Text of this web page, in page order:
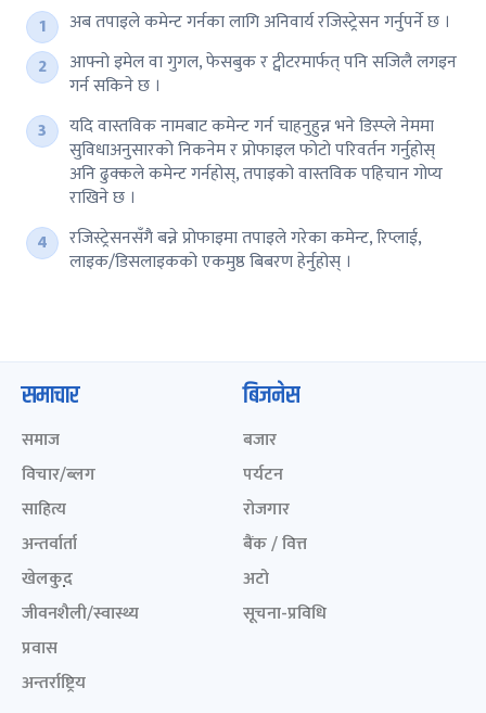
अब तपाइले कमेन्ट गर्नका लागि अनिवार्य रजिस्ट्रेसन गर्नुपर्ने छ ।
आफ्नो इमेल वा गुगल, फेसबुक र ट्वीटरमार्फत् पनि सजिलै लगइन
गर्न सकिने छ ।
यदि वास्तविक नामबाट कमेन्ट गर्न चाहनुहुन्न भने डिस्प्ले नेममा
सुविधाअनुसारको निकनेम र प्रोफाइल फोटो परिवर्तन गर्नुहोस्
अनि ढुक्कले कमेन्ट गर्नहोस्, तपाइको वास्तविक पहिचान गोप्य
राखिने छ ।
रजिस्ट्रेसनसँगै बन्ने प्रोफाइमा तपाइले गरेका कमेन्ट, रिप्लाई,
लाइक/डिसलाइकको एकमुष्ठ बिबरण हेर्नुहोस् ।
समाचार
समाज
विचार/ब्लग
साहित्य
अन्तर्वार्ता
खेलकुद़़
जीवनशैली/स्वास्थ्य
प्रवास
अन्तर्राष्ट्रिय
बिजनेस
बजार
पर्यटन
रोजगार
बैंक / वित्त
अटो
सूचना-प्रविधि